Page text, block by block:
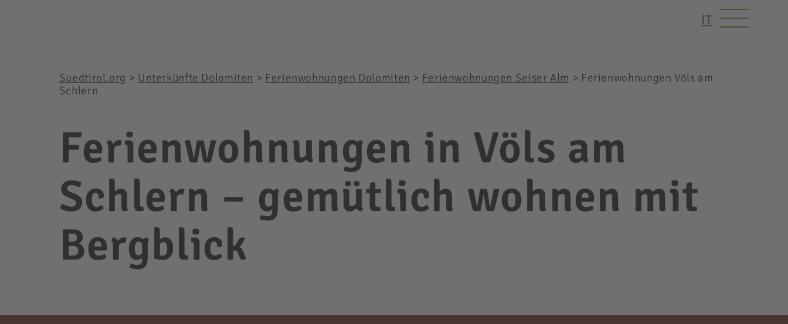
IT
Suedtirol.org > Unterkünfte Dolomiten > Ferienwohnungen Dolomiten > Ferienwohnungen Seiser Alm > Ferienwohnungen Völs am
Schlern
Ferienwohnungen in Völs am
Schlern – gemütlich wohnen mit
Bergblick